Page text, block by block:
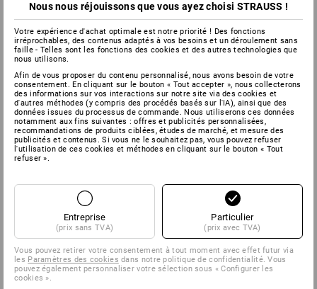
Nous nous réjouissons que vous ayez choisi STRAUSS !
Votre expérience d'achat optimale est notre priorité ! Des fonctions
irréprochables, des contenus adaptés à vos besoins et un déroulement sans
faille - Telles sont les fonctions des cookies et des autres technologies que
nous utilisons.
Afin de vous proposer du contenu personnalisé, nous avons besoin de votre
consentement. En cliquant sur le bouton « Tout accepter », nous collecterons
des informations sur vos interactions sur notre site via des cookies et
d'autres méthodes (y compris des procédés basés sur l'IA), ainsi que des
données issues du processus de commande. Nous utiliserons ces données
notamment aux fins suivantes : offres et publicités personnalisées,
recommandations de produits ciblées, études de marché, et mesure des
publicités et contenus. Si vous ne le souhaitez pas, vous pouvez refuser
l'utilisation de ces cookies et méthodes en cliquant sur le bouton « Tout
refuser ».
Entreprise
(prix sans TVA)
Particulier
(prix avec TVA)
Vous pouvez retirer votre consentement à tout moment avec effet futur via
les Paramètres des cookies dans notre politique de confidentialité. Vous
pouvez également personnaliser votre sélection sous « Configurer les
cookies ».